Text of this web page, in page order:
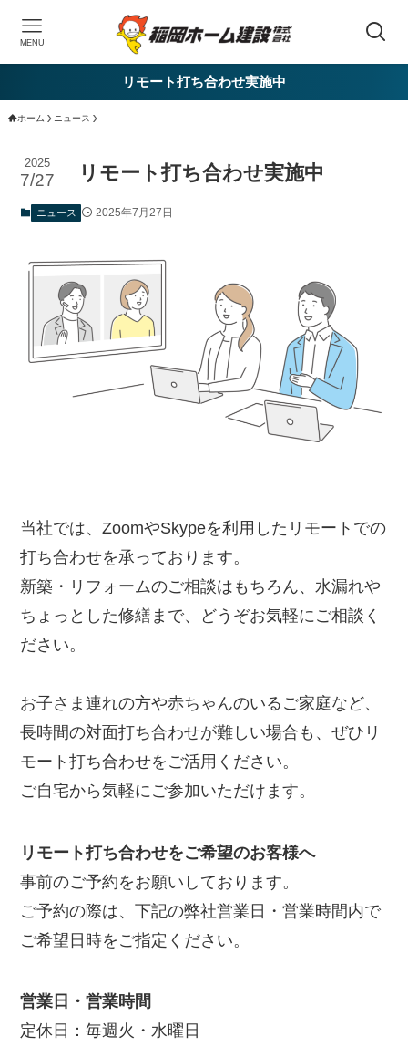
MENU
リモート打ち合わせ実施中
ホーム ニュース
リモート打ち合わせ実施中
2025
7/27
ニュース 2025年7月27日
当社では、ZoomやSkypeを利用したリモートでの
打ち合わせを承っております。
新築・リフォームのご相談はもちろん、水漏れや
ちょっとした修繕まで、どうぞお気軽にご相談く
ださい。
お子さま連れの方や赤ちゃんのいるご家庭など、
長時間の対面打ち合わせが難しい場合も、ぜひリ
モート打ち合わせをご活用ください。
ご自宅から気軽にご参加いただけます。
リモート打ち合わせをご希望のお客様へ
事前のご予約をお願いしております。
ご予約の際は、下記の弊社営業日・営業時間内で
ご希望日時をご指定ください。
営業日・営業時間
定休日：毎週火・水曜日